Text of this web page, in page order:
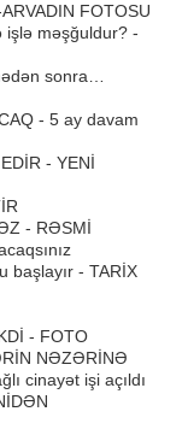
FOTOSU
işlə məşğuldur? -
sonra…
- 5 ay davam
- YENİ
- RƏSMİ
başlayır - TARİX
- FOTO
NƏZƏRİNƏ
cinayət işi açıldı